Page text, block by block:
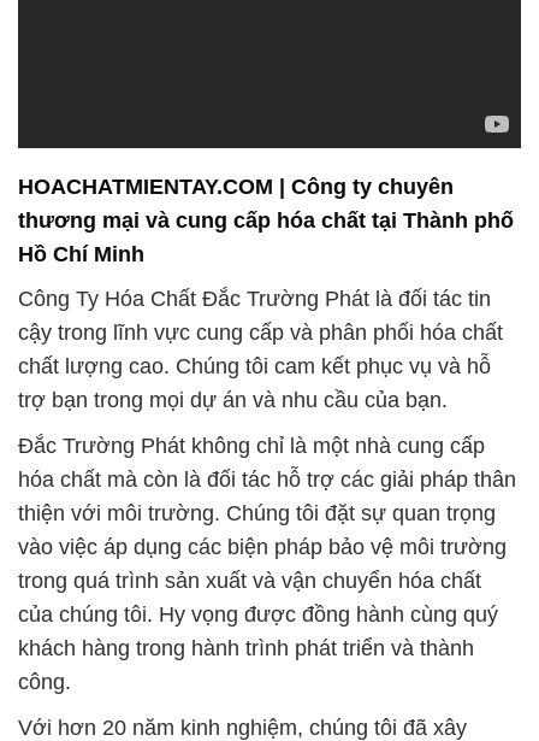
HOACHATMIENTAY.COM | Công ty chuyên
thương mại và cung cấp hóa chất tại Thành phố
Hồ Chí Minh
Công Ty Hóa Chất Đắc Trường Phát là đối tác tin
cậy trong lĩnh vực cung cấp và phân phối hóa chất
chất lượng cao. Chúng tôi cam kết phục vụ và hỗ
trợ bạn trong mọi dự án và nhu cầu của bạn.
Đắc Trường Phát không chỉ là một nhà cung cấp
hóa chất mà còn là đối tác hỗ trợ các giải pháp thân
thiện với môi trường. Chúng tôi đặt sự quan trọng
vào việc áp dụng các biện pháp bảo vệ môi trường
trong quá trình sản xuất và vận chuyển hóa chất
của chúng tôi. Hy vọng được đồng hành cùng quý
khách hàng trong hành trình phát triển và thành
công.
Với hơn 20 năm kinh nghiệm, chúng tôi đã xây